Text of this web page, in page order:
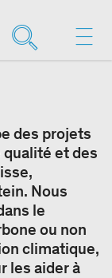
des projets
et des
Nous
le
ou non
climatique,
les aider à